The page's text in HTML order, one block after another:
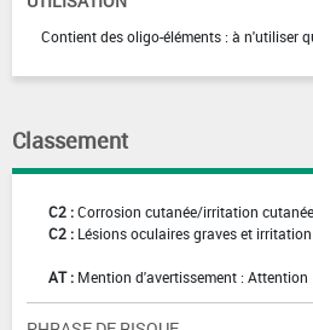
Contient des oligo-éléments : à n'utiliser
Classement
C2 :Corrosion cutanée/irritation
C2 : Lésions oculaires graves et
AT : Mention d'avertissement : Attention